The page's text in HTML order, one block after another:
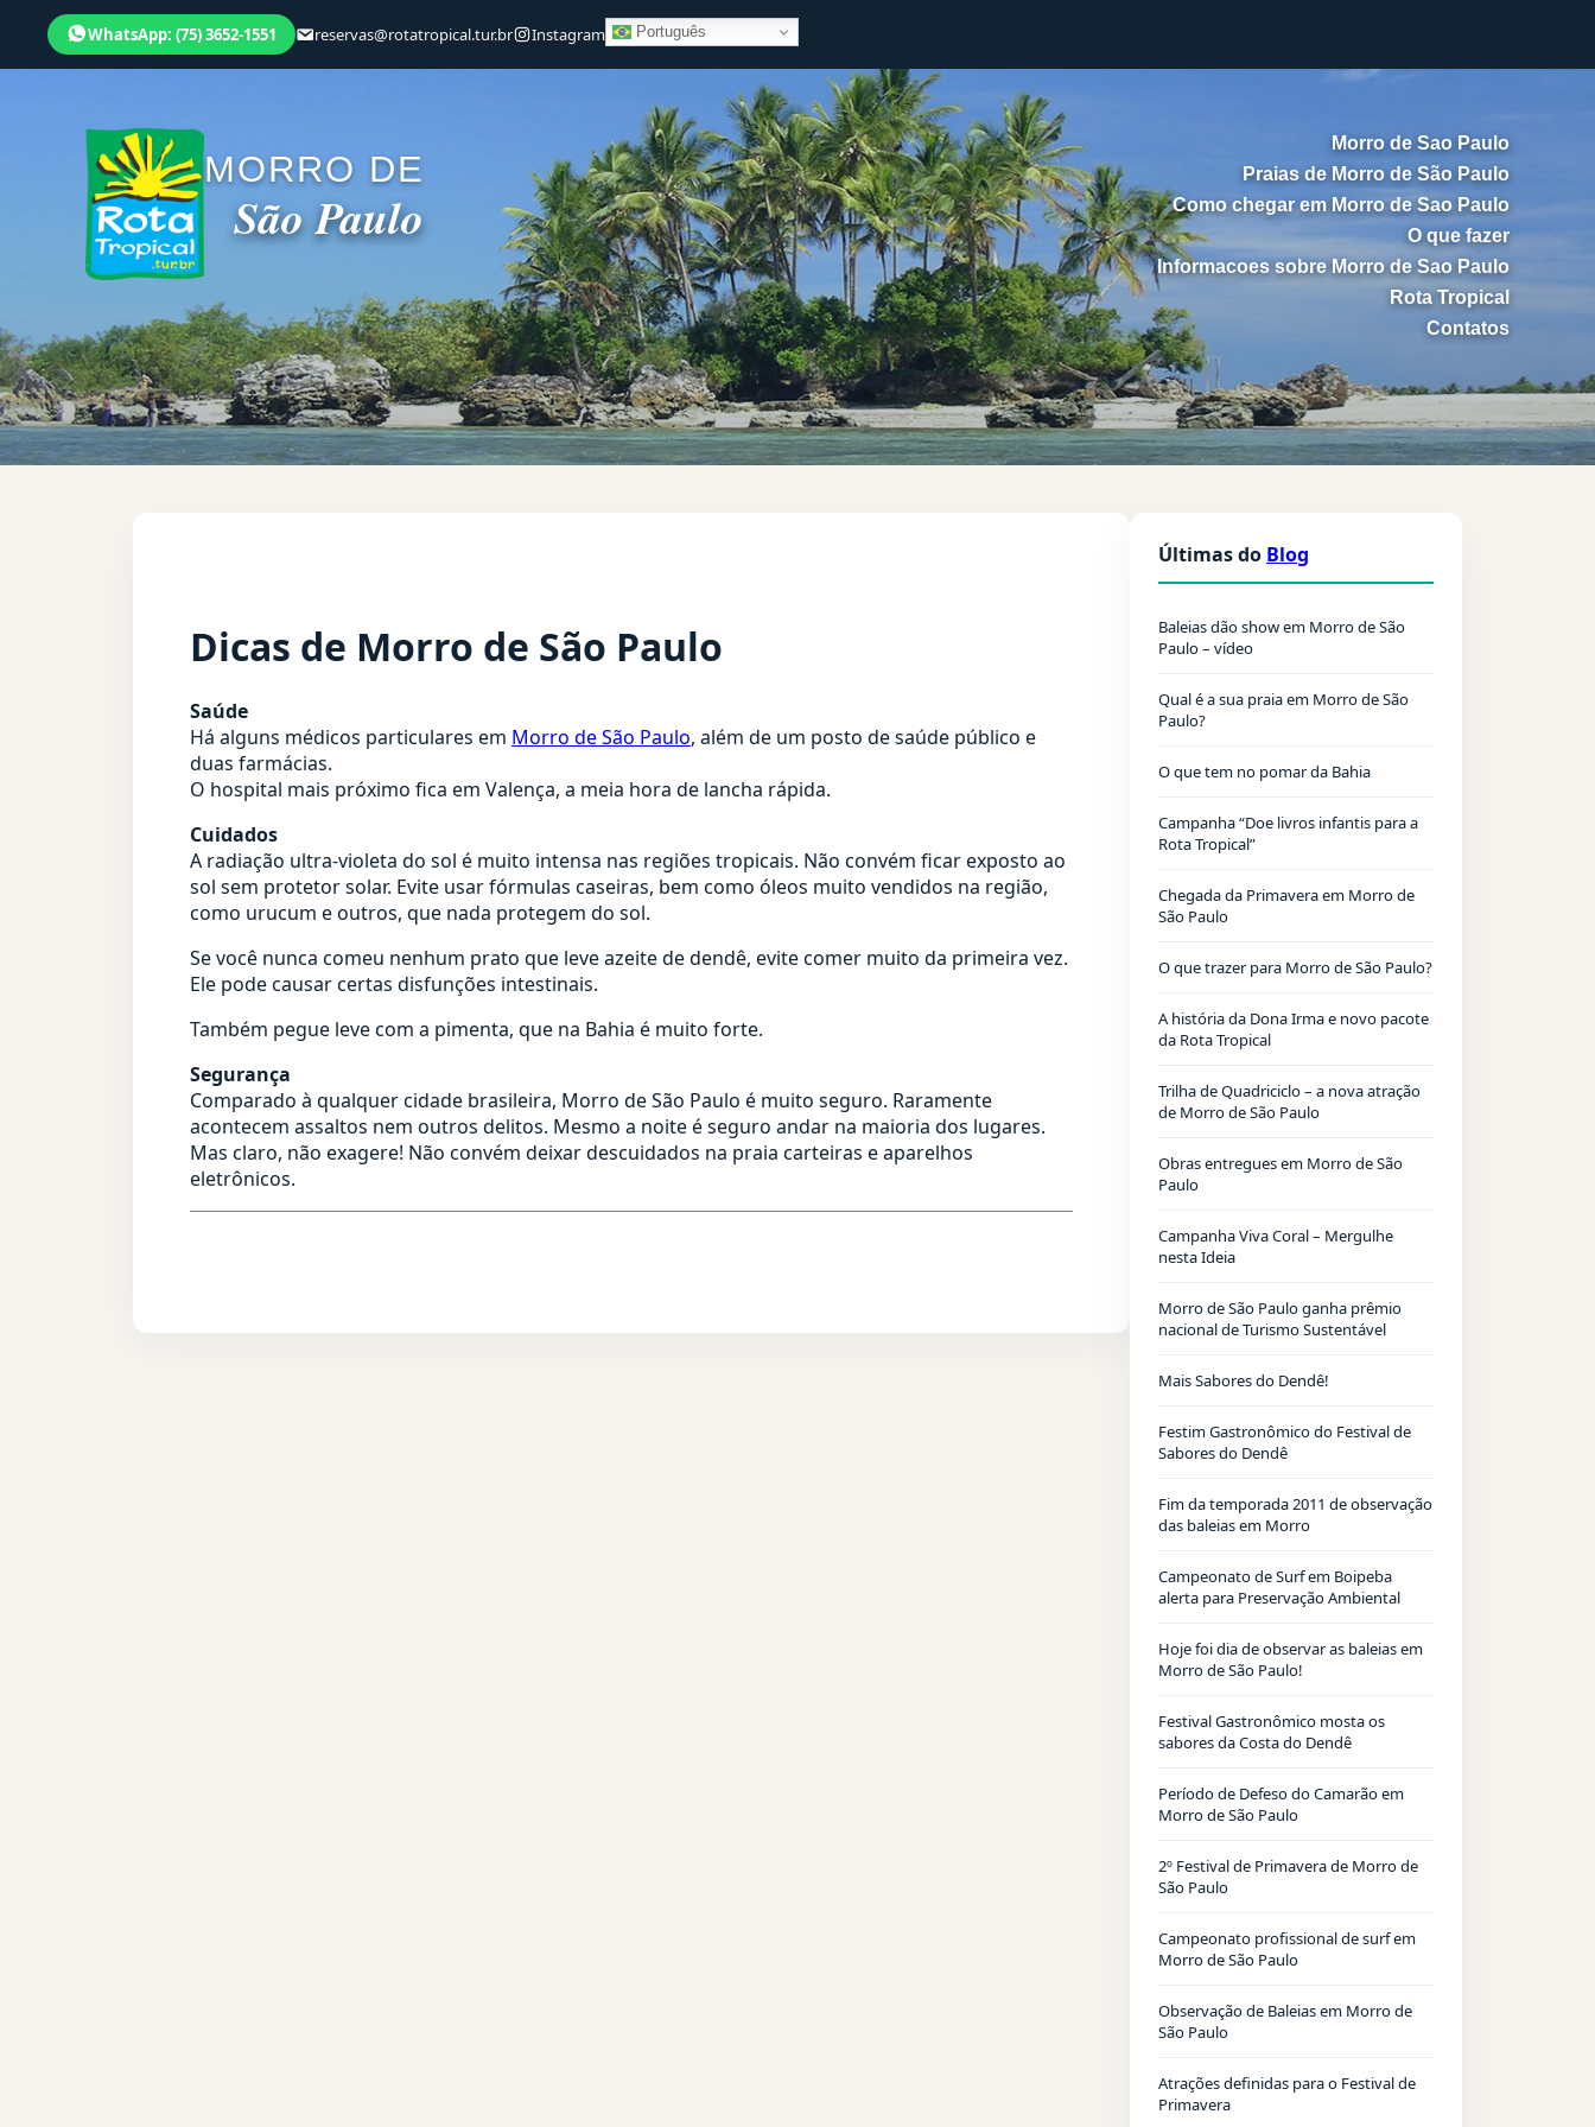
WhatsApp: (75) 3652-1551 reservas@rotatropical.tur.br Instagram Português
MORRO DE
São Paulo
Morro de Sao Paulo
Praias de Morro de São Paulo
Como chegar em Morro de Sao Paulo
O que fazer
Informacoes sobre Morro de Sao Paulo
Rota Tropical
Contatos
Dicas de Morro de São Paulo
Saúde
Há alguns médicos particulares em Morro de São Paulo, além de um posto de saúde público e
duas farmácias.
O hospital mais próximo fica em Valença, a meia hora de lancha rápida.
Cuidados
A radiação ultra-violeta do sol é muito intensa nas regiões tropicais. Não convém ficar exposto ao
sol sem protetor solar. Evite usar fórmulas caseiras, bem como óleos muito vendidos na região,
como urucum e outros, que nada protegem do sol.
Se você nunca comeu nenhum prato que leve azeite de dendê, evite comer muito da primeira vez.
Ele pode causar certas disfunções intestinais.
Também pegue leve com a pimenta, que na Bahia é muito forte.
Segurança
Comparado à qualquer cidade brasileira, Morro de São Paulo é muito seguro. Raramente
acontecem assaltos nem outros delitos. Mesmo a noite é seguro andar na maioria dos lugares.
Mas claro, não exagere! Não convém deixar descuidados na praia carteiras e aparelhos
eletrônicos.
Últimas do Blog
Baleias dão show em Morro de São
Paulo – vídeo
Qual é a sua praia em Morro de São
Paulo?
O que tem no pomar da Bahia
Campanha “Doe livros infantis para a
Rota Tropical”
Chegada da Primavera em Morro de
São Paulo
O que trazer para Morro de São Paulo?
A história da Dona Irma e novo pacote
da Rota Tropical
Trilha de Quadriciclo – a nova atração
de Morro de São Paulo
Obras entregues em Morro de São
Paulo
Campanha Viva Coral – Mergulhe
nesta Ideia
Morro de São Paulo ganha prêmio
nacional de Turismo Sustentável
Mais Sabores do Dendê!
Festim Gastronômico do Festival de
Sabores do Dendê
Fim da temporada 2011 de observação
das baleias em Morro
Campeonato de Surf em Boipeba
alerta para Preservação Ambiental
Hoje foi dia de observar as baleias em
Morro de São Paulo!
Festival Gastronômico mosta os
sabores da Costa do Dendê
Período de Defeso do Camarão em
Morro de São Paulo
2º Festival de Primavera de Morro de
São Paulo
Campeonato profissional de surf em
Morro de São Paulo
Observação de Baleias em Morro de
São Paulo
Atrações definidas para o Festival de
Primavera